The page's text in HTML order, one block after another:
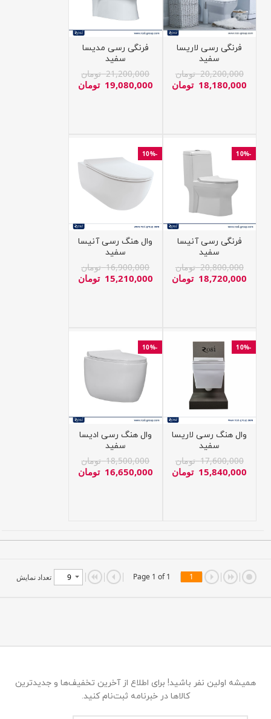
فرنگی رسی لاریسا
سفید
20,200,000 تومان
18,180,000 تومان
فرنگی رسی مدیسا
سفید
21,200,000 تومان
19,080,000 تومان
-10%
فرنگی رسی آنیسا
سفید
20,800,000 تومان
18,720,000 تومان
-10%
وال هنگ رسی آنیسا
سفید
16,900,000 تومان
15,210,000 تومان
-10%
وال هنگ رسی لاریسا
سفید
17,600,000 تومان
15,840,000 تومان
-10%
وال هنگ رسی ادیسا
سفید
18,500,000 تومان
16,650,000 تومان
تعداد نمایش Page 1 of 1 1
همیشه اولین نفر باشید! برای اطلاع از آخرین تخفیف‌ها و جدیدترین
کالاها در خبرنامه ثبت‌نام کنید.